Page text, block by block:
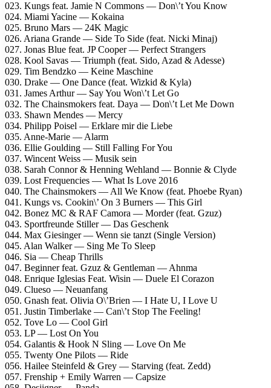
023. Kungs feat. Jamie N Commons — Don\’t You Know
024. Miami Yacine — Kokaina
025. Bruno Mars — 24K Magic
026. Ariana Grande — Side To Side (feat. Nicki Minaj)
027. Jonas Blue feat. JP Cooper — Perfect Strangers
028. Kool Savas — Triumph (feat. Sido, Azad & Adesse)
029. Tim Bendzko — Keine Maschine
030. Drake — One Dance (feat. Wizkid & Kyla)
031. James Arthur — Say You Won\’t Let Go
032. The Chainsmokers feat. Daya — Don\’t Let Me Down
033. Shawn Mendes — Mercy
034. Philipp Poisel — Erklare mir die Liebe
035. Anne-Marie — Alarm
036. Ellie Goulding — Still Falling For You
037. Wincent Weiss — Musik sein
038. Sarah Connor & Henning Wehland — Bonnie & Clyde
039. Lost Frequencies — What Is Love 2016
040. The Chainsmokers — All We Know (feat. Phoebe Ryan)
041. Kungs vs. Cookin\’ On 3 Burners — This Girl
042. Bonez MC & RAF Camora — Morder (feat. Gzuz)
043. Sportfreunde Stiller — Das Geschenk
044. Max Giesinger — Wenn sie tanzt (Single Version)
045. Alan Walker — Sing Me To Sleep
046. Sia — Cheap Thrills
047. Beginner feat. Gzuz & Gentleman — Ahnma
048. Enrique Iglesias Feat. Wisin — Duele El Corazon
049. Clueso — Neuanfang
050. Gnash feat. Olivia O\’Brien — I Hate U, I Love U
051. Justin Timberlake — Can\’t Stop The Feeling!
052. Tove Lo — Cool Girl
053. LP — Lost On You
054. Galantis & Hook N Sling — Love On Me
055. Twenty One Pilots — Ride
056. Hailee Steinfeld & Grey — Starving (feat. Zedd)
057. Frenship + Emily Warren — Capsize